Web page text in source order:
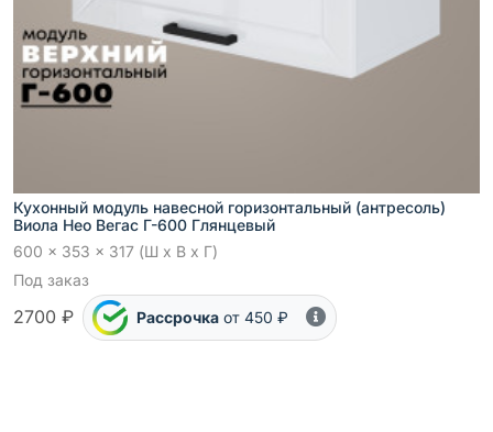
Кухонный модуль навесной горизонтальный (антресоль)
Виола Нео Вегас Г-600 Глянцевый
600 x 353 x 317 (Ш x В x Г)
Под заказ
2700 ₽ Рассрочка от 450 ₽